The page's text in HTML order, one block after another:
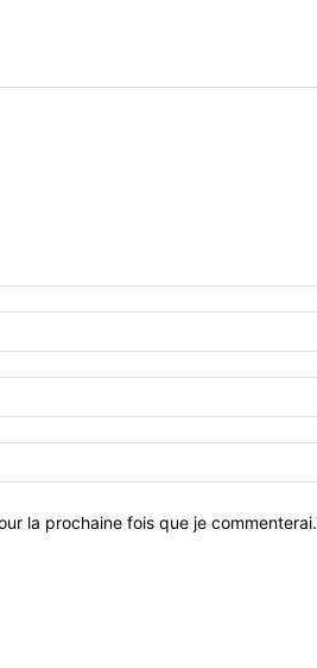
la prochaine fois que je commenterai.